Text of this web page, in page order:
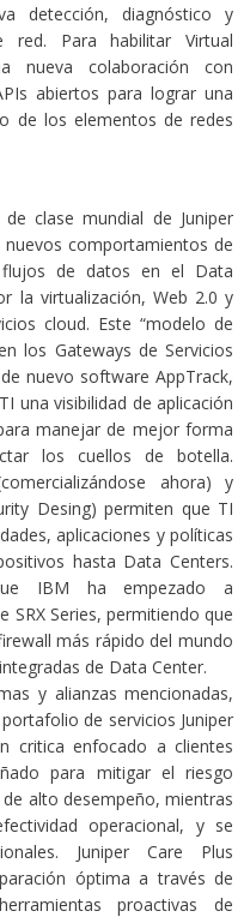
detección, diagnóstico y
red. Para habilitar Virtual
nueva colaboración con
abiertos para lograr una
de los elementos de redes
clase mundial de Juniper
comportamientos de
de datos en el Data
la virtualización, Web 2.0 y
cloud. Este “modelo de
los Gateways de Servicios
nuevo software AppTrack,
una visibilidad de aplicación
manejar de mejor forma
los cuellos de botella.
ahora) y
Desing) permiten que TI
aplicaciones y políticas
hasta Data Centers.
IBM ha empezado a
SRX Series, permitiendo que
más rápido del mundo
de Data Center.
y alianzas mencionadas,
de servicios Juniper
critica enfocado a clientes
para mitigar el riesgo
alto desempeño, mientras
operacional, y se
Juniper Care Plus
óptima a través de
proactivas de